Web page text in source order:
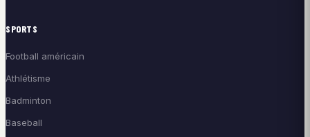
SPORTS
Football américain
Athlétisme
Badminton
Baseball